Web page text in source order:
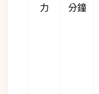
力
分鐘